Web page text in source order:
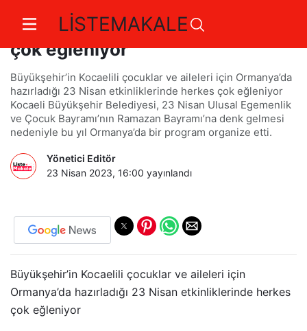
LİSTEMAKALE
Ormanya'da 7'den 70'e herkes
çok eğleniyor
Büyükşehir’in Kocaelili çocuklar ve aileleri için Ormanya’da
hazırladığı 23 Nisan etkinliklerinde herkes çok eğleniyor
Kocaeli Büyükşehir Belediyesi, 23 Nisan Ulusal Egemenlik
ve Çocuk Bayramı’nın Ramazan Bayramı’na denk gelmesi
nedeniyle bu yıl Ormanya’da bir program organize etti.
Yönetici Editör
23 Nisan 2023, 16:00 yayınlandı
Büyükşehir’in Kocaelili çocuklar ve aileleri için
Ormanya’da hazırladığı 23 Nisan etkinliklerinde herkes
çok eğleniyor